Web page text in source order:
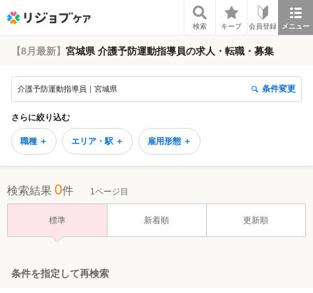
検索 キープ 会員登録 メニュー
【8月最新】 宮城県 介護予防運動指導員の求人・転職・募集
介護予防運動指導員｜宮城県 条件変更
さらに絞り込む
職種 ＋ エリア・駅 ＋ 雇用形態 ＋
検索結果 0件 1ページ目
標準 新着順 更新順
条件を指定して再検索